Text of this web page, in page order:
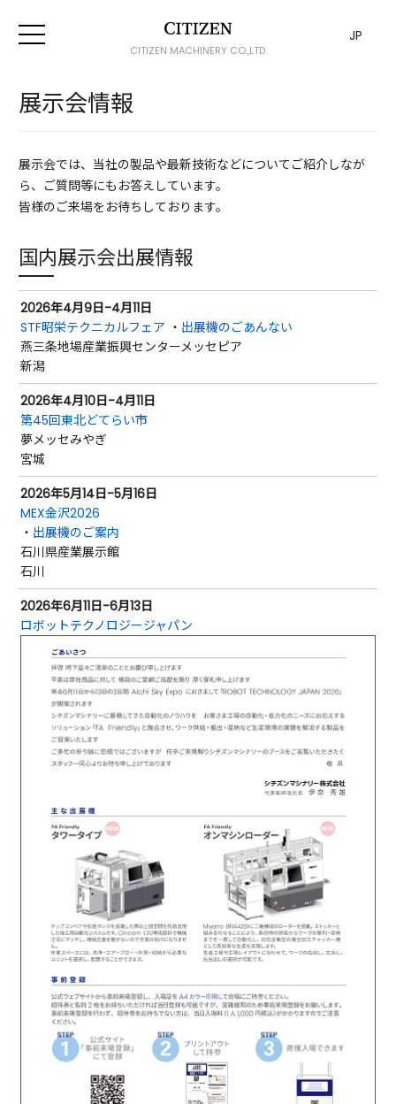
CITIZEN MACHINERY CO.,LTD.
JP
展示会情報
展示会では、当社の製品や最新技術などについてご紹介しなが
ら、ご質問等にもお答えしています。
皆様のご来場をお待ちしております。
国内展示会出展情報
2026年4月9日-4月11日
STF昭栄テクニカルフェア ・ 出展機のごあんない
燕三条地場産業振興センターメッセピア
新潟
2026年4月10日-4月11日
第45回東北どてらい市
夢メッセみやぎ
宮城
2026年5月14日-5月16日
MEX金沢2026
・ 出展機のご案内
石川県産業展示館
石川
2026年6月11日-6月13日
ロボットテクノロジージャパン